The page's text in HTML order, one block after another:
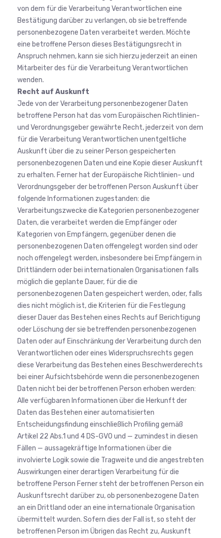
von dem für die Verarbeitung Verantwortlichen eine
Bestätigung darüber zu verlangen, ob sie betreffende
personenbezogene Daten verarbeitet werden. Möchte
eine betroffene Person dieses Bestätigungsrecht in
Anspruch nehmen, kann sie sich hierzu jederzeit an einen
Mitarbeiter des für die Verarbeitung Verantwortlichen
wenden.
Recht auf Auskunft
Jede von der Verarbeitung personenbezogener Daten
betroffene Person hat das vom Europäischen Richtlinien-
und Verordnungsgeber gewährte Recht, jederzeit von dem
für die Verarbeitung Verantwortlichen unentgeltliche
Auskunft über die zu seiner Person gespeicherten
personenbezogenen Daten und eine Kopie dieser Auskunft
zu erhalten. Ferner hat der Europäische Richtlinien- und
Verordnungsgeber der betroffenen Person Auskunft über
folgende Informationen zugestanden: die
Verarbeitungszwecke die Kategorien personenbezogener
Daten, die verarbeitet werden die Empfänger oder
Kategorien von Empfängern, gegenüber denen die
personenbezogenen Daten offengelegt worden sind oder
noch offengelegt werden, insbesondere bei Empfängern in
Drittländern oder bei internationalen Organisationen falls
möglich die geplante Dauer, für die die
personenbezogenen Daten gespeichert werden, oder, falls
dies nicht möglich ist, die Kriterien für die Festlegung
dieser Dauer das Bestehen eines Rechts auf Berichtigung
oder Löschung der sie betreffenden personenbezogenen
Daten oder auf Einschränkung der Verarbeitung durch den
Verantwortlichen oder eines Widerspruchsrechts gegen
diese Verarbeitung das Bestehen eines Beschwerderechts
bei einer Aufsichtsbehörde wenn die personenbezogenen
Daten nicht bei der betroffenen Person erhoben werden:
Alle verfügbaren Informationen über die Herkunft der
Daten das Bestehen einer automatisierten
Entscheidungsfindung einschließlich Profiling gemäß
Artikel 22 Abs.1 und 4 DS-GVO und — zumindest in diesen
Fällen — aussagekräftige Informationen über die
involvierte Logik sowie die Tragweite und die angestrebten
Auswirkungen einer derartigen Verarbeitung für die
betroffene Person Ferner steht der betroffenen Person ein
Auskunftsrecht darüber zu, ob personenbezogene Daten
an ein Drittland oder an eine internationale Organisation
übermittelt wurden. Sofern dies der Fall ist, so steht der
betroffenen Person im Übrigen das Recht zu, Auskunft